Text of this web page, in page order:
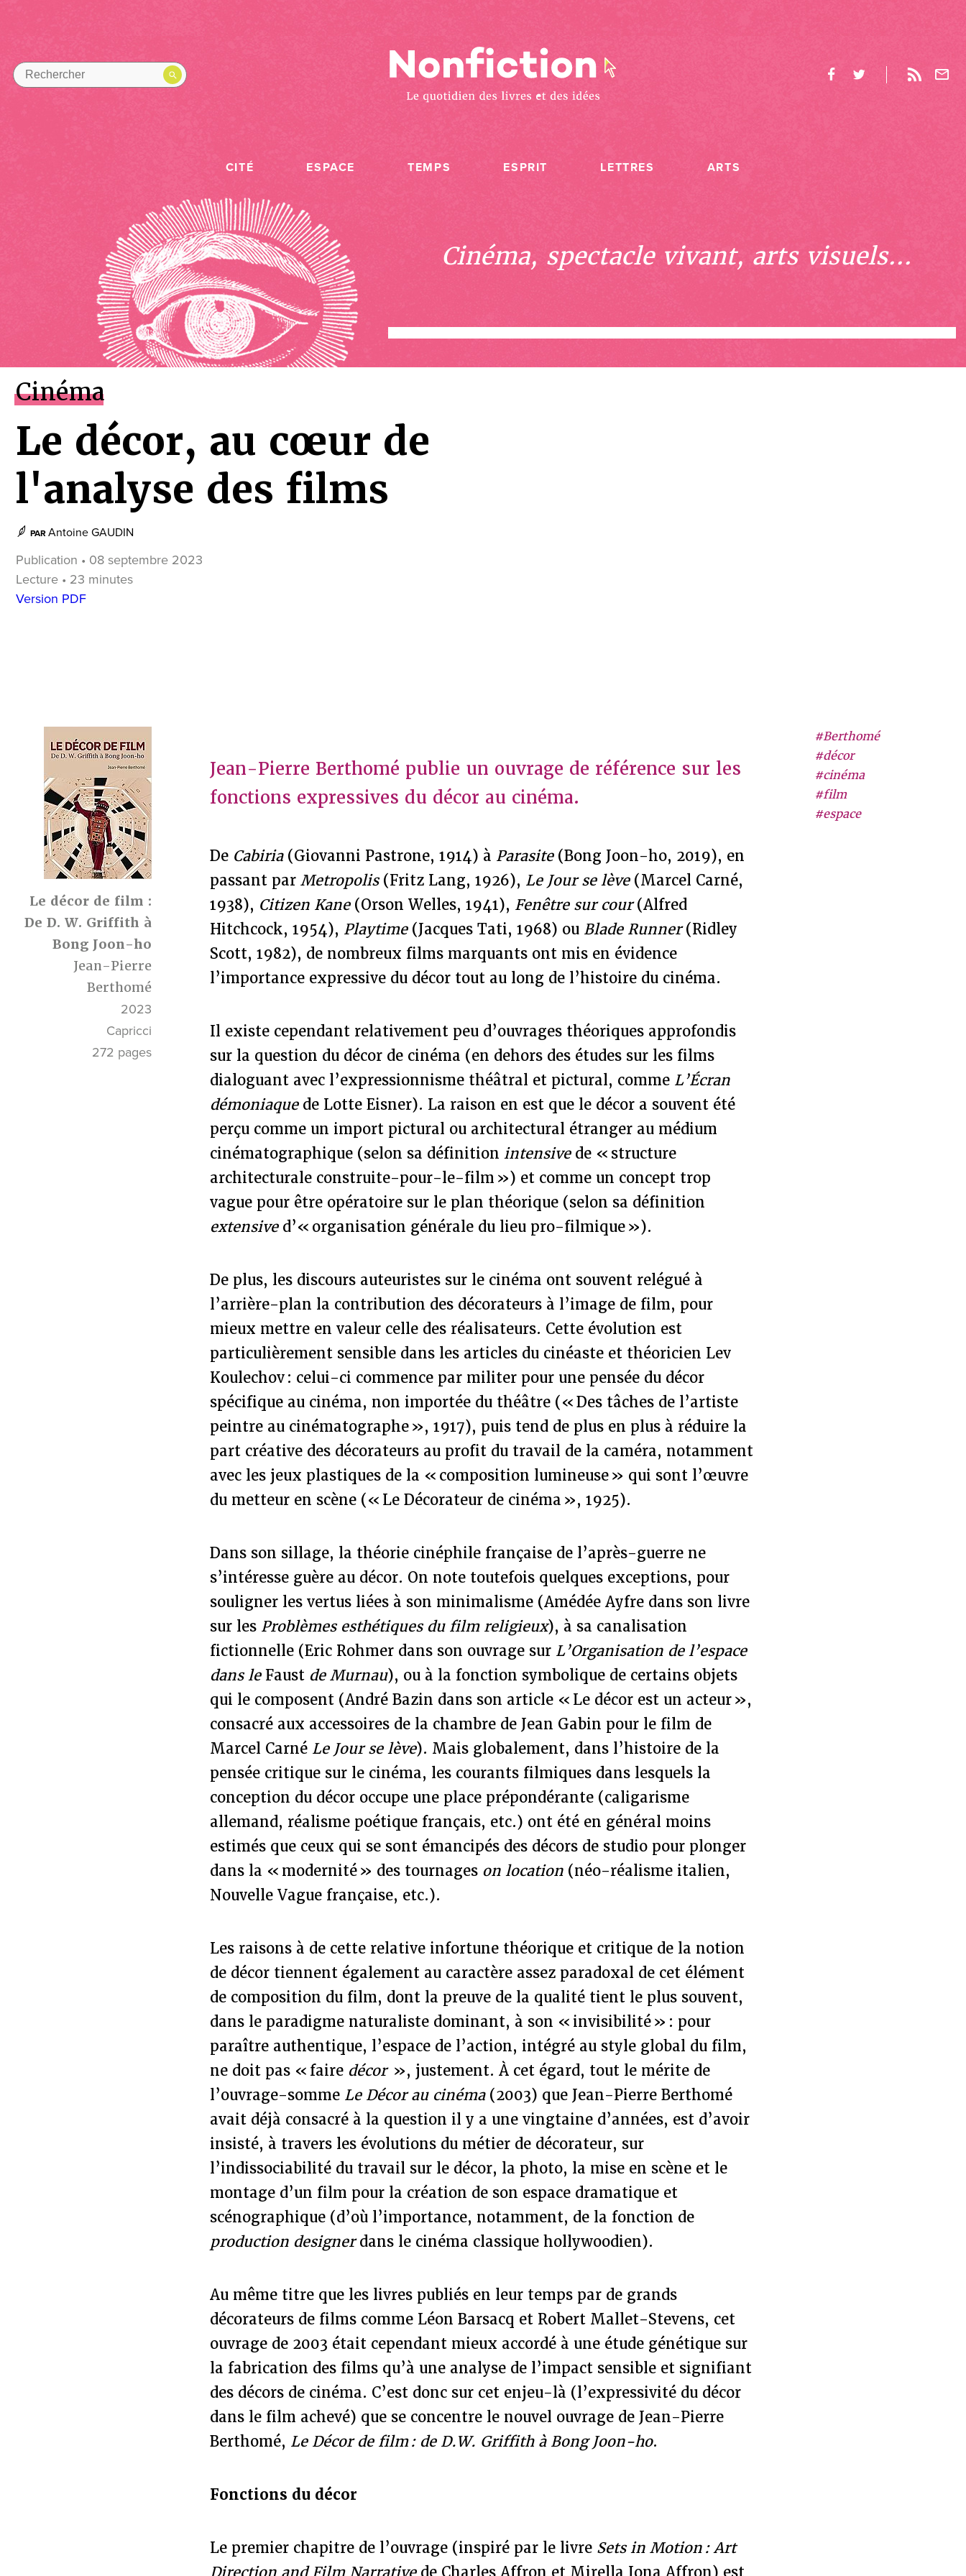
CITÉ ESPACE TEMPS ESPRIT LETTRES ARTS
Cinéma, spectacle vivant, arts visuels...
Cinéma
Le décor, au cœur de
l'analyse des films
PAR Antoine GAUDIN
Publication • 08 septembre 2023
Lecture • 23 minutes
Version PDF
Le décor de film :
De D. W. Griffith à
Bong Joon-ho
Jean-Pierre
Berthomé
2023
Capricci
272 pages
#Berthomé
#décor
#cinéma
#film
#espace
Jean-Pierre Berthomé publie un ouvrage de référence sur les
fonctions expressives du décor au cinéma.
De Cabiria(Giovanni Pastrone, 1914) à Parasite(Bong Joon-ho, 2019), en
passant parMetropolis(Fritz Lang, 1926), Le Jour se lève(Marcel Carné,
1938), Citizen Kane(Orson Welles, 1941), Fenêtre sur cour(Alfred
Hitchcock, 1954), Playtime(Jacques Tati, 1968) ou Blade Runner(Ridley
Scott, 1982), de nombreux films marquants ont mis en évidence
l’importance expressive du décor tout au long de l’histoire du cinéma.
Il existe cependant relativement peu d’ouvrages théoriques approfondis
sur la question du décor de cinéma (en dehors des études sur les films
dialoguant avec l’expressionnisme théâtral et pictural, comme L’Écran
démoniaquede Lotte Eisner). La raison en est que le décor a souvent été
perçu comme un import pictural ou architectural étranger au médium
cinématographique (selon sa définitionintensive de « structure
architecturale construite-pour-le-film ») et comme un concept trop
vague pour être opératoire sur le plan théorique (selon sa définition
extensive d’« organisation générale du lieu pro-filmique »).
De plus, les discours auteuristes sur le cinéma ont souvent relégué à
l’arrière-plan la contribution des décorateurs à l’image de film, pour
mieux mettre en valeur celle des réalisateurs. Cette évolution est
particulièrement sensible dans les articles du cinéaste et théoricien Lev
Koulechov : celui-ci commence par militer pour une pensée du décor
spécifique au cinéma, non importée du théâtre (« Des tâches de l’artiste
peintre au cinématographe », 1917), puis tend de plus en plus à réduire la
part créative des décorateurs au profit du travail de la caméra, notamment
avec les jeux plastiques de la « composition lumineuse » qui sont l’œuvre
du metteur en scène (« Le Décorateur de cinéma », 1925).
Dans son sillage, la théorie cinéphile française de l’après-guerre ne
s’intéresse guère au décor. On note toutefois quelques exceptions, pour
souligner les vertus liées à son minimalisme (Amédée Ayfre dans son livre
sur les Problèmes esthétiques du film religieux), à sa canalisation
fictionnelle (Eric Rohmer dans son ouvrage sur L’Organisation de l’espace
dans leFaust de Murnau), ou à la fonction symbolique de certains objets
qui le composent (André Bazin dans son article « Le décor est un acteur »,
consacré aux accessoires de la chambre de Jean Gabin pour le film de
Marcel Carné Le Jour se lève). Mais globalement, dans l’histoire de la
pensée critique sur le cinéma, les courants filmiques dans lesquels la
conception du décor occupe une place prépondérante (caligarisme
allemand, réalisme poétique français, etc.) ont été en général moins
estimés que ceux qui se sont émancipés des décors de studio pour plonger
dans la « modernité » des tournages on location (néo-réalisme italien,
Nouvelle Vague française, etc.).
Les raisons à de cette relative infortune théorique et critique de la notion
de décor tiennent également au caractère assez paradoxal de cet élément
de composition du film, dont la preuve de la qualité tient le plus souvent,
dans le paradigme naturaliste dominant, à son « invisibilité » : pour
paraître authentique, l’espace de l’action, intégré au style global du film,
ne doit pas « faire décor », justement. À cet égard, tout le mérite de
l’ouvrage-somme Le Décor au cinéma(2003) que Jean-Pierre Berthomé
avait déjà consacré à la question il y a une vingtaine d’années, est d’avoir
insisté, à travers les évolutions du métier de décorateur, sur
l’indissociabilité du travail sur le décor, la photo, la mise en scène et le
montage d’un film pour la création de son espace dramatique et
scénographique (d’où l’importance, notamment, de la fonction de
production designerdans le cinéma classique hollywoodien).
Au même titre que les livres publiés en leur temps par de grands
décorateurs de films comme Léon Barsacq et Robert Mallet-Stevens, cet
ouvrage de 2003 était cependant mieux accordé à une étude génétique sur
la fabrication des films qu’à une analyse de l’impact sensible et signifiant
des décors de cinéma. C’est donc sur cet enjeu-là (l’expressivité du décor
dans le film achevé) que se concentre le nouvel ouvrage de Jean-Pierre
Berthomé, Le Décor de film : de D.W. Griffith à Bong Joon-ho.
Fonctions du décor
Le premier chapitre de l’ouvrage (inspiré par le livre Sets in Motion : Art